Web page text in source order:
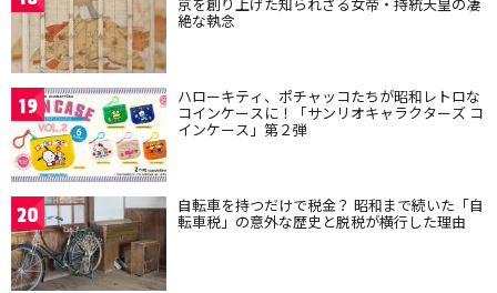
京を創り上げた知られざる女帝・持統天皇の凄
絶な執念
19 ハローキティ、ポチャッコたちが昭和レトロな
コインケースに！「サンリオキャラクターズ コ
インケース」第２弾
20 自転車を持つだけで税金？ 昭和まで続いた「自
転車税」の意外な歴史と脱税が横行した理由